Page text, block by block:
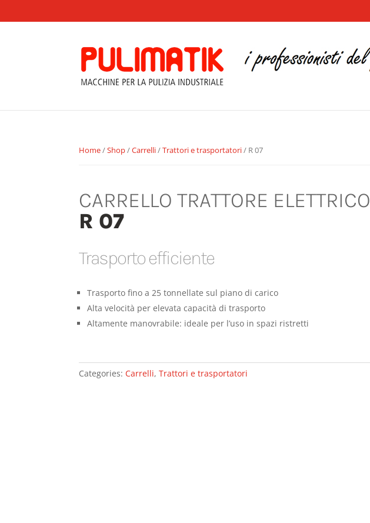
Home/Shop/Carrelli/Trattori e trasportatori/ R 07
CARRELLO TRATTORE ELETTRICO
R 07
Trasporto efficiente
Trasporto fino a 25 tonnellate sul piano di carico
Alta velocità per elevata capacità di trasporto
Altamente manovrabile: ideale per l’uso in spazi ristretti
Categories:Carrelli,Trattori e trasportatori